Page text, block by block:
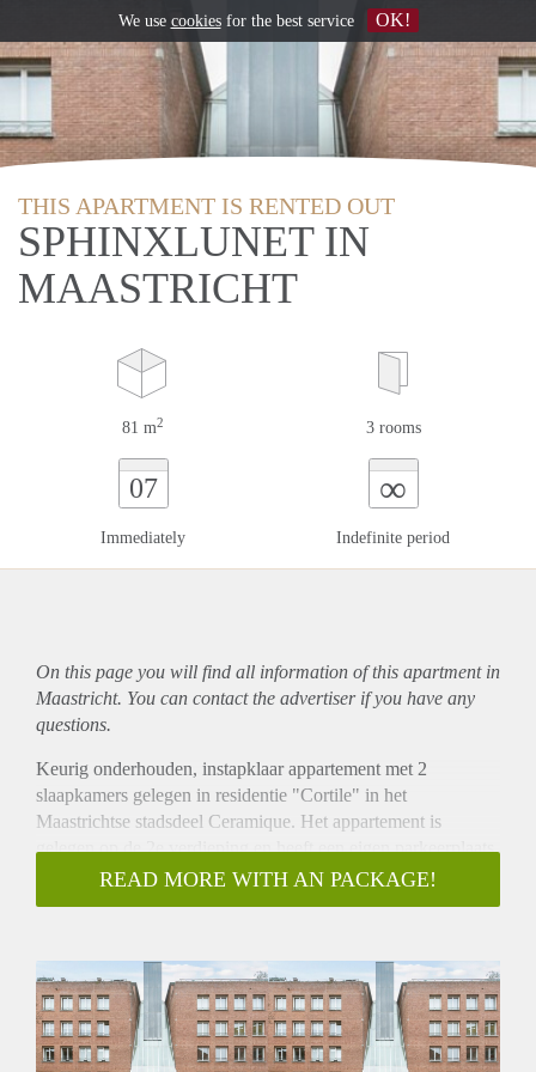
THIS APARTMENT IS RENTED OUT
SPHINXLUNET IN
MAASTRICHT
81 m2 3 rooms
07
Immediately
∞
Indefinite period
On this page you will find all information of this apartmentin
Maastricht. You can contact the advertiser if you have any
questions.
Keurig onderhouden, instapklaar appartement met 2
slaapkamers gelegen in residentie "Cortile" in het
Maastrichtse stadsdeel Ceramique. Het appartement is
gelegen op de 2e verdieping en heeft een eigen parkeerplaats
in de parkeergarage. Het complex ligt op loopafstand van het
centrum van Maastricht en de belangrijke uitvalswegen
Indeling:
Entree met garderobe. Woonkamer van ca. 30m2 en open
keuken van ca. 6 m2 in hoekopstelling v.v. vaatwasser, 4-pits
gaskookplaat, afzuigkap en oven. Vanuit de keuken is er
READ MORE WITH AN PACKAGE!
We use cookiesfor the best service OK!